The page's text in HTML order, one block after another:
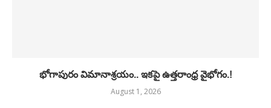
భోగాపురం విమానాశ్రయం.. ఇకపై ఉత్తరాంధ్ర వైభోగం.!
August 1, 2026